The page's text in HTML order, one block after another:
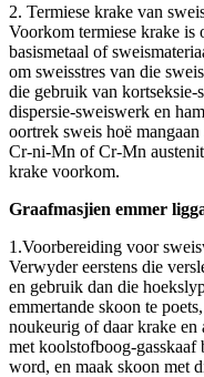
2. Termiese krake van
Voorkom termiese krake is
basismetaal of
om sweisstres van die
die gebruik van
dispersie-sweiswerk en
oortrek sweis hoë
Cr-ni-Mn of Cr-Mn
krake voorkom.
Graafmasjien emmer
1.Voorbereiding voor
Verwyder eerstens die
en gebruik dan die
emmertande skoon te
noukeurig of daar krake en
met koolstofboog-gasskaaf
word, en maak skoon met